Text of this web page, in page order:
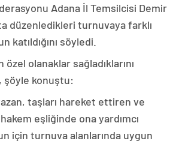
Adana İl Temsilcisi Demir
düzenledikleri turnuvaya farklı
katıldığını söyledi.
olanaklar sağladıklarını
şöyle konuştu:
taşları hareket ettiren ve
eşliğinde ona yardımcı
için turnuva alanlarında uygun